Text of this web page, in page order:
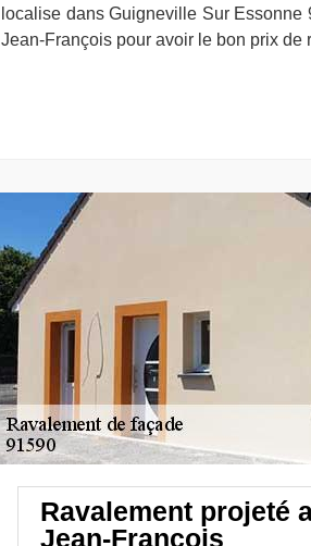
localise dans Guigneville Sur
Jean-François pour avoir le bon prix de
Ravalement projeté
Jean-François